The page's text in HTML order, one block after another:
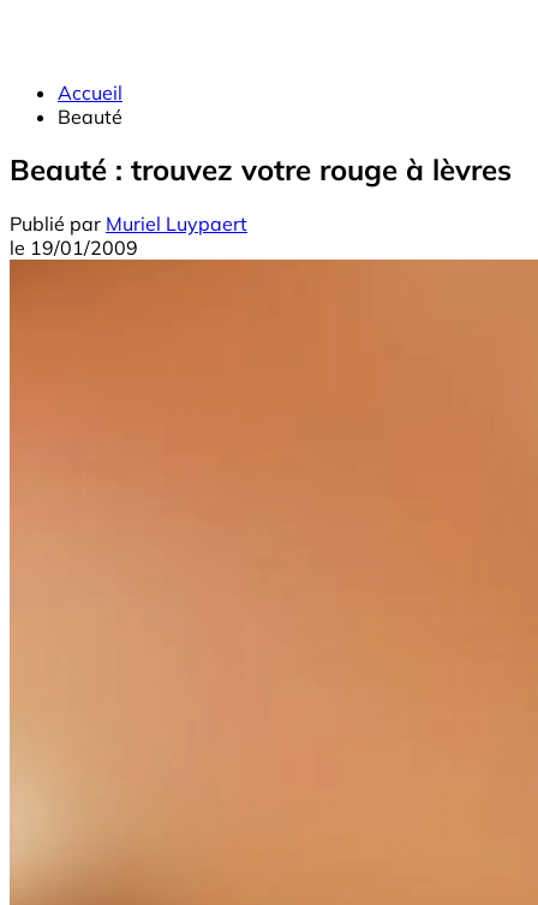
Accueil
Beauté
Beauté : trouvez votre rouge à lèvres
Publié par Muriel Luypaert
le 19/01/2009